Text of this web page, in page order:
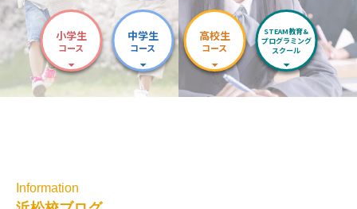
小学生
コース
中学生
コース
高校生
コース
STEAM教育&
プログラミング
スクール
Information